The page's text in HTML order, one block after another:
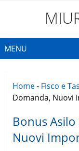
MENU
Home- Fisco e
Domanda, Nuovi
Bonus
Nuovi